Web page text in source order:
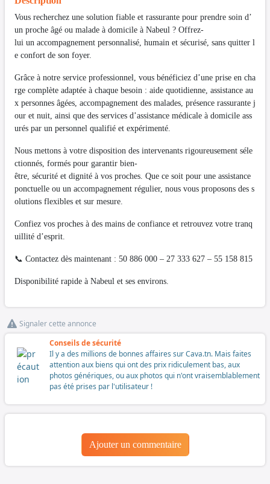
Vous recherchez une solution fiable et rassurante pour prendre soin d’
un proche âgé ou malade à domicile à Nabeul ? Offrez-
lui un accompagnement personnalisé, humain et sécurisé, sans quitter l
e confort de son foyer.
Grâce à notre service professionnel, vous bénéficiez d’une prise en cha
rge complète adaptée à chaque besoin : aide quotidienne, assistance au
x personnes âgées, accompagnement des malades, présence rassurante j
our et nuit, ainsi que des services d’assistance médicale à domicile ass
urés par un personnel qualifié et expérimenté.
Nous mettons à votre disposition des intervenants rigoureusement séle
ctionnés, formés pour garantir bien-
être, sécurité et dignité à vos proches. Que ce soit pour une assistance
ponctuelle ou un accompagnement régulier, nous vous proposons des s
olutions flexibles et sur mesure.
Confiez vos proches à des mains de confiance et retrouvez votre tranq
uillité d’esprit.
📞 Contactez dès maintenant : 50 886 000 – 27 333 627 – 55 158 815
Disponibilité rapide à Nabeul et ses environs.
Signaler cette annonce
Conseils de sécurité
Il y a des millions de bonnes affaires sur Cava.tn. Mais faites
attention aux biens qui ont des prix ridiculement bas, aux
photos génériques, ou aux photos qui n'ont vraisemblablement
pas été prises par l'utilisateur !
Ajouter un commentaire